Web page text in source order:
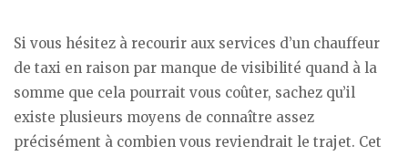
Si vous hésitez à recourir aux services d’un chauffeur
de taxi en raison par manque de visibilité quand à la
somme que cela pourrait vous coûter, sachez qu’il
existe plusieurs moyens de connaître assez
précisément à combien vous reviendrait le trajet. Cet